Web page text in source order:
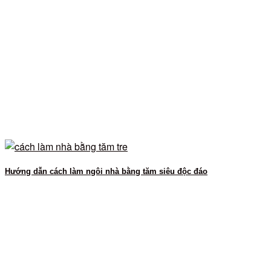
Hướng dẫn cách làm ngôi nhà bằng tăm siêu độc đáo